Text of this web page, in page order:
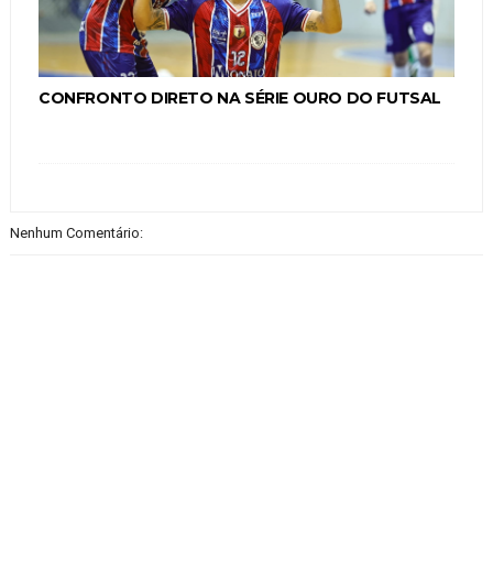
CONFRONTO DIRETO NA SÉRIE OURO DO FUTSAL
Nenhum Comentário: